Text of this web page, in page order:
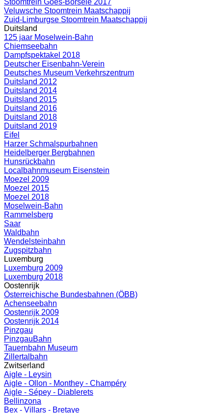
Stoomtrein Goes-Borsele 2017
Veluwsche Stoomtrein Maatschappij
Zuid-Limburgse Stoomtrein Maatschappij
Duitsland
125 jaar Moselwein-Bahn
Chiemseebahn
Dampfspektakel 2018
Deutscher Eisenbahn-Verein
Deutsches Museum Verkehrszentrum
Duitsland 2012
Duitsland 2014
Duitsland 2015
Duitsland 2016
Duitsland 2018
Duitsland 2019
Eifel
Harzer Schmalspurbahnen
Heidelberger Bergbahnen
Hunsrückbahn
Localbahnmuseum Eisenstein
Moezel 2009
Moezel 2015
Moezel 2018
Moselwein-Bahn
Rammelsberg
Saar
Waldbahn
Wendelsteinbahn
Zugspitzbahn
Luxemburg
Luxemburg 2009
Luxemburg 2018
Oostenrijk
Österreichische Bundesbahnen (ÖBB)
Achenseebahn
Oostenrijk 2009
Oostenrijk 2014
Pinzgau
PinzgauBahn
Tauernbahn Museum
Zillertalbahn
Zwitserland
Aigle - Leysin
Aigle - Ollon - Monthey - Champéry
Aigle - Sépey - Diablerets
Bellinzona
Bex - Villars - Bretaye